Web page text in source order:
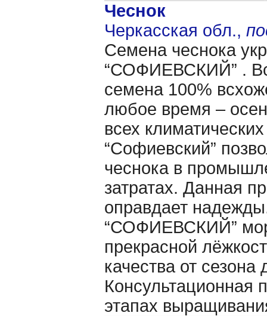
Чеснок
Черкасская обл.,
Семена чеснока
“СОФИЕВСКИЙ” .
семена 100%
любое время –
всех
“Софиевский”
чеснока в
затратах. Данная
оправдает
“СОФИЕВСКИЙ”
прекрасной
качества от
Консультационная
этапах